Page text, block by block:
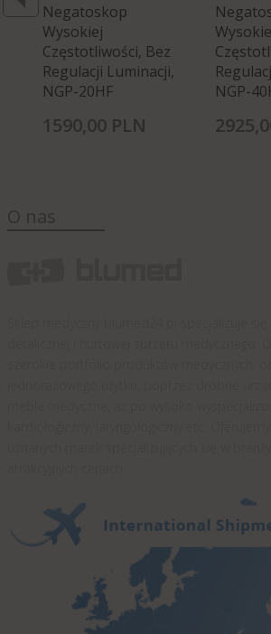
Negatoskop
Wysokiej
Częstotliwości, Bez
Regulacji Luminacji,
NGP-20HF
1590,00 PLN
NGP-
2925,
O nas